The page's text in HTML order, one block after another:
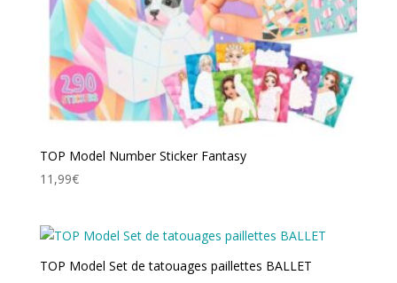
TOP Model Number Sticker Fantasy
11,99€
TOP Model Set de tatouages paillettes BALLET